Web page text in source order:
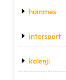
hommes
intersport
kalenji